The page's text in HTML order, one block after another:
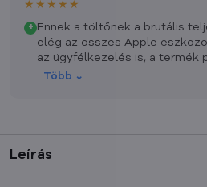
Leírás
★★★★★
+ Ennek a töltőnek a brutális
elég az összes Apple
az ügyfélkezelés is, a termék
nyaralásom előtt megérkezett
Több ⌄